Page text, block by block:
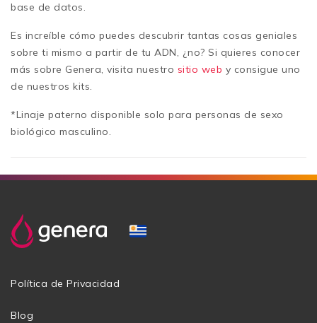
base de datos.
Es increíble cómo puedes descubrir tantas cosas geniales
sobre ti mismo a partir de tu ADN, ¿no? Si quieres conocer
más sobre Genera, visita nuestro sitio web y consigue uno
de nuestros kits.
*Linaje paterno disponible solo para personas de sexo
biológico masculino.
Política de Privacidad
Blog